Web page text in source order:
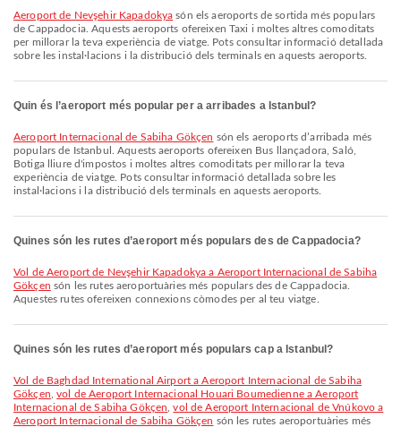
Aeroport de Nevşehir Kapadokya són els aeroports de sortida més populars
de Cappadocia. Aquests aeroports ofereixen Taxi i moltes altres comoditats
per millorar la teva experiència de viatge. Pots consultar informació detallada
sobre les instal·lacions i la distribució dels terminals en aquests aeroports.
Quin és l’aeroport més popular per a arribades a Istanbul?
Aeroport Internacional de Sabiha Gökçen són els aeroports d’arribada més
populars de Istanbul. Aquests aeroports ofereixen Bus llançadora, Saló,
Botiga lliure d'impostos i moltes altres comoditats per millorar la teva
experiència de viatge. Pots consultar informació detallada sobre les
instal·lacions i la distribució dels terminals en aquests aeroports.
Quines són les rutes d’aeroport més populars des de Cappadocia?
vol de Aeroport de Nevşehir Kapadokya a Aeroport Internacional de Sabiha
Gökçen són les rutes aeroportuàries més populars des de Cappadocia.
Aquestes rutes ofereixen connexions còmodes per al teu viatge.
Quines són les rutes d’aeroport més populars cap a Istanbul?
vol de Baghdad International Airport a Aeroport Internacional de Sabiha
Gökçen ,vol de Aeroport Internacional Houari Boumedienne a Aeroport
Internacional de Sabiha Gökçen ,vol de Aeroport Internacional de Vnúkovo a
Aeroport Internacional de Sabiha Gökçen són les rutes aeroportuàries més